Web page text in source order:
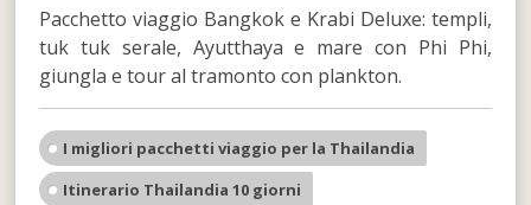
Pacchetto viaggio Bangkok e Krabi Deluxe: templi,
tuk tuk serale, Ayutthaya e mare con Phi Phi,
giungla e tour al tramonto con plankton.
I migliori pacchetti viaggio per la Thailandia
Itinerario Thailandia 10 giorni